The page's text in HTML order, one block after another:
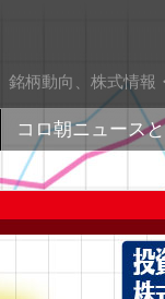
柄動向、株式情
コロ朝ニュース